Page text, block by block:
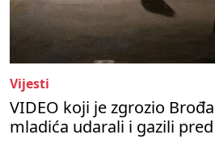
Vijesti
VIDEO koji je zgrozio
mladića udarali i gazili